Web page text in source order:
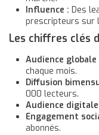
Influence : Des
prescripteurs sur
Les chiffres clés
Audience globale
chaque mois.
Diffusion
000 lecteurs.
Audience
Engagement
abonnés.